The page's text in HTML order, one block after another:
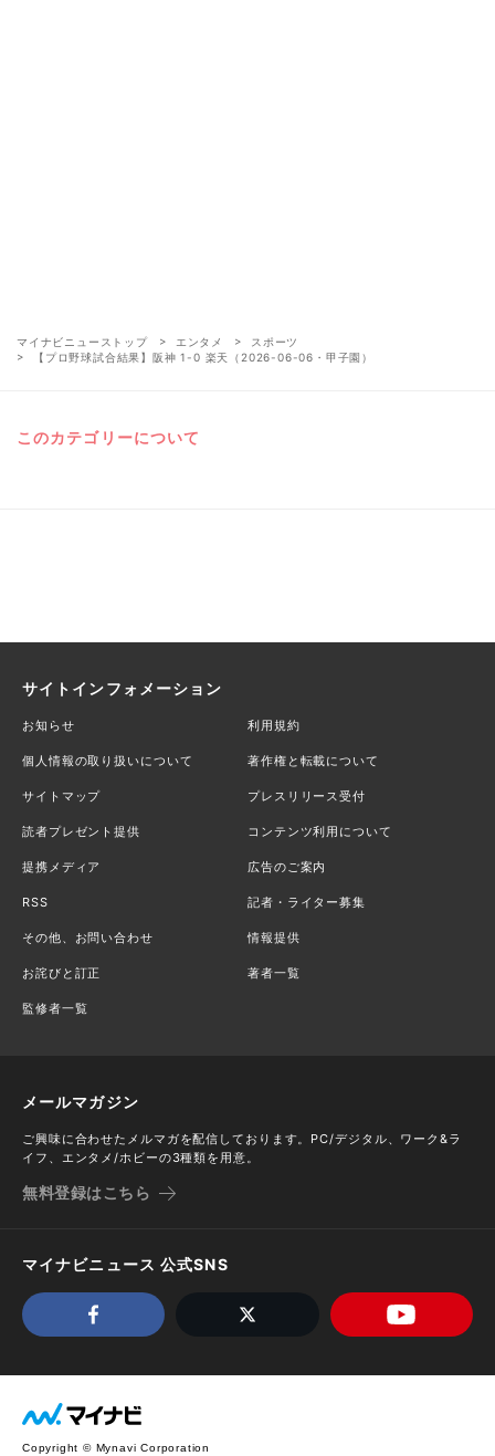
マイナビニューストップ エンタメ
スポーツ
【プロ野球試合結果】阪神 1-0 楽天（2026-06-06・甲子園）
このカテゴリーについて
サイトインフォメーション
お知らせ 利用規約
個人情報の取り扱いについて 著作権と転載について
サイトマップ プレスリリース受付
読者プレゼント提供 コンテンツ利用について
提携メディア 広告のご案内
RSS 記者・ライター募集
その他、お問い合わせ 情報提供
お詫びと訂正 著者一覧
監修者一覧
メールマガジン
ご興味に合わせたメルマガを配信しております。PC/デジタル、ワーク&ラ
イフ、エンタメ/ホビーの3種類を用意。
無料登録はこちら
マイナビニュース 公式SNS
Copyright © Mynavi Corporation